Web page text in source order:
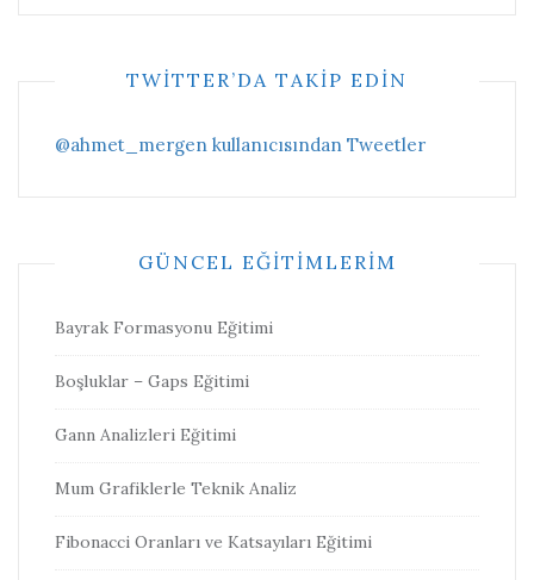
TWITTER’DA TAKIP EDIN
@ahmet_mergen kullanıcısından Tweetler
GÜNCEL EĞITIMLERIM
Bayrak Formasyonu Eğitimi
Boşluklar – Gaps Eğitimi
Gann Analizleri Eğitimi
Mum Grafiklerle Teknik Analiz
Fibonacci Oranları ve Katsayıları Eğitimi